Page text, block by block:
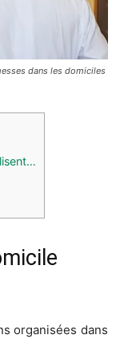
dans les domiciles
organisées dans